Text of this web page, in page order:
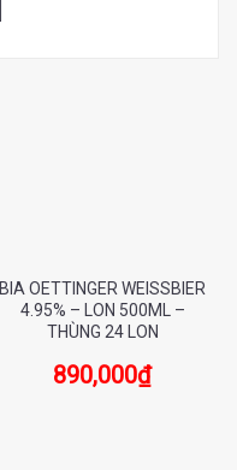
BIA OETTINGER WEISSBIER
4.95% – LON 500ML –
THÙNG 24 LON
890,000₫